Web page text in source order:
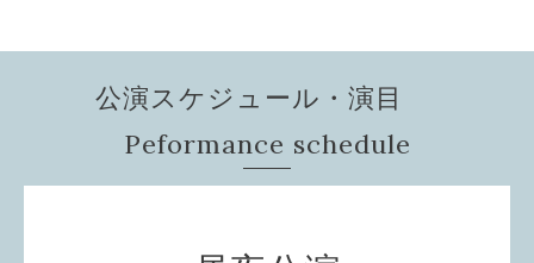
公演スケジュール・演目
Peformance schedule